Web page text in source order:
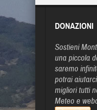
DONAZIONI
Sostieni
una piccola
saremo
potrai
migliori tutti
Meteo e